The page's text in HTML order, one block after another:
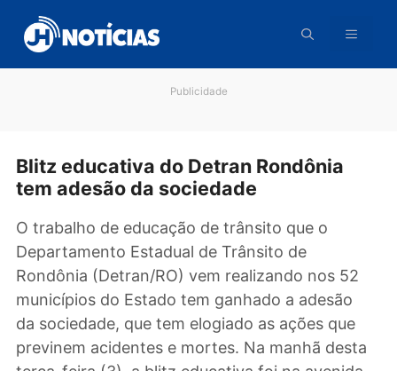
para
conteúdo
Blitz educativa do Detran Rondônia
O trabalho de educação de trânsito que o
Departamento Estadual de Trânsito de
Rondônia (Detran/RO) vem realizando nos
municípios do Estado tem ganhado a adesão
da sociedade, que tem elogiado as ações que